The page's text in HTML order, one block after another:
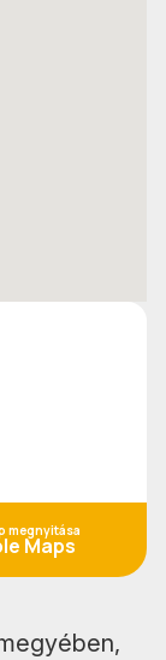
megnyitása
Maps